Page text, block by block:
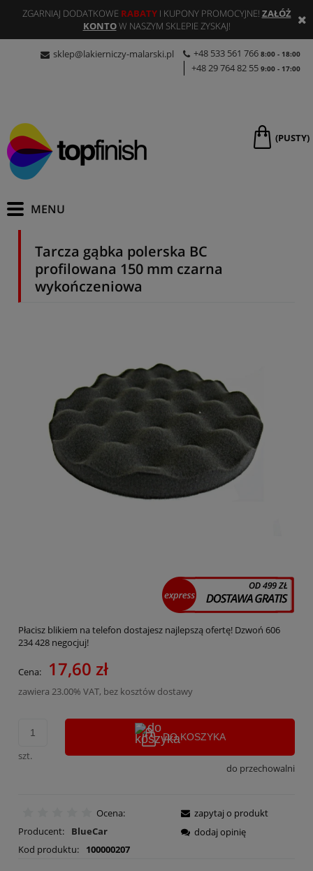
ZGARNIAJ DODATKOWE RABATYI KUPONY PROMOCYJNE! ZAŁÓŻ
KONTOW NASZYM SKLEPIE ZYSKAJ!
sklep@lakierniczy-malarski.pl +48 533 561 766 8:00 - 18:00
+48 29 764 82 55 9:00 - 17:00
(PUSTY)
Tarcza gąbka polerska BC
profilowana 150 mm czarna
wykończeniowa
Płacisz blikiem na telefon dostajesz najlepszą ofertę! Dzwoń 606
234 428 negocjuj!
Cena: 17,60 zł
zawiera 23.00% VAT, bez kosztów dostawy
szt.
DO KOSZYKA
do przechowalni
Ocena:
Producent:
BlueCar
Kod produktu:
100000207
zapytaj o produkt
dodaj opinię